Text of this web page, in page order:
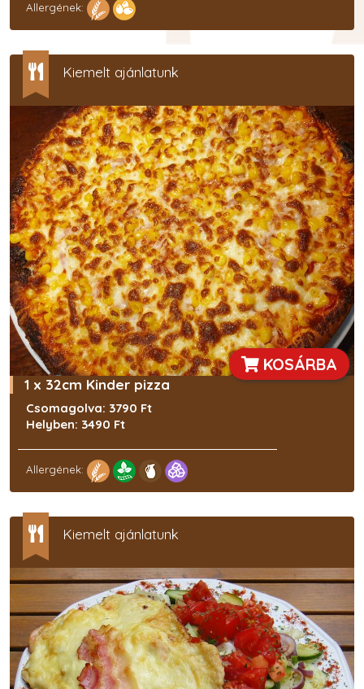
Allergének:
Kiemelt ajánlatunk
KOSÁRBA
1 x 32cm Kinder pizza
Csomagolva: 3790 Ft
Helyben: 3490 Ft
Allergének:
Kiemelt ajánlatunk